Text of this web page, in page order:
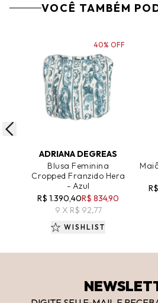
VOCÊ TAMBÉM
ADRIANA DEGREAS
Blusa Feminina
Cropped Franzido Hera
- Azul
R$ 1.390,40R$ 834,90
9 X R$ 92,77
40% OFF
WISHLIST